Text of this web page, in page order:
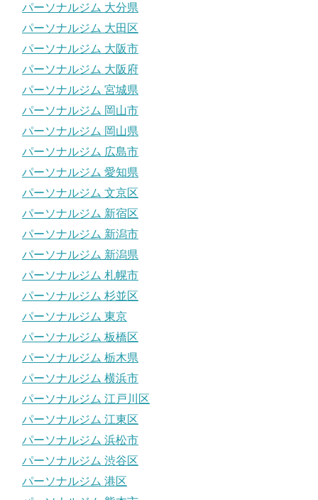
パーソナルジム 大分県
パーソナルジム 大田区
パーソナルジム 大阪市
パーソナルジム 大阪府
パーソナルジム 宮城県
パーソナルジム 岡山市
パーソナルジム 岡山県
パーソナルジム 広島市
パーソナルジム 愛知県
パーソナルジム 文京区
パーソナルジム 新宿区
パーソナルジム 新潟市
パーソナルジム 新潟県
パーソナルジム 札幌市
パーソナルジム 杉並区
パーソナルジム 東京
パーソナルジム 板橋区
パーソナルジム 栃木県
パーソナルジム 横浜市
パーソナルジム 江戸川区
パーソナルジム 江東区
パーソナルジム 浜松市
パーソナルジム 渋谷区
パーソナルジム 港区